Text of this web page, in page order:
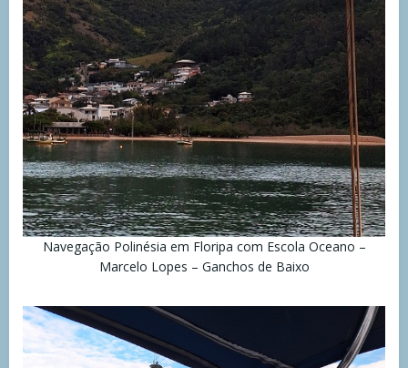
Navegação Polinésia em Floripa com Escola Oceano –
Marcelo Lopes – Ganchos de Baixo